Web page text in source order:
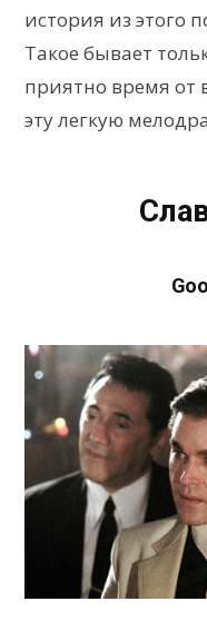
история из этого
Такое бывает
приятно время от
эту легкую